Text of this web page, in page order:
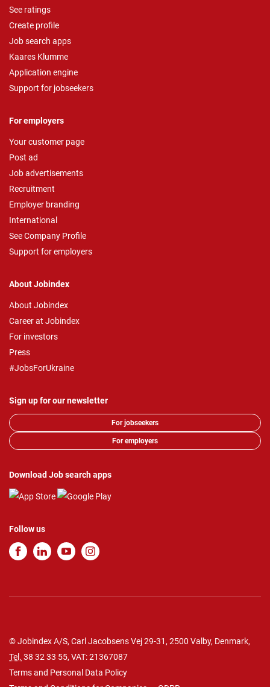
See ratings
Create profile
Job search apps
Kaares Klumme
Application engine
Support for jobseekers
For employers
Your customer page
Post ad
Job advertisements
Recruitment
Employer branding
International
See Company Profile
Support for employers
About Jobindex
About Jobindex
Career at Jobindex
For investors
Press
#JobsForUkraine
Sign up for our newsletter
For jobseekers
For employers
Download Job search apps
Follow us
© Jobindex A/S, Carl Jacobsens Vej 29-31, 2500 Valby, Denmark,
Tel. 38 32 33 55, VAT: 21367087
Terms and Personal Data Policy